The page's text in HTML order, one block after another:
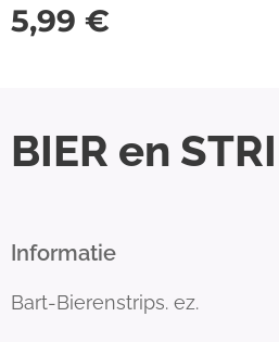
5,99 €
BIER en
Informatie
Bart-Bierenstrips. ez.